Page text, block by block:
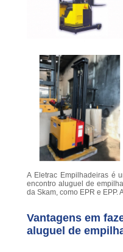
A Eletrac Empilhadeiras é
encontro aluguel de
da Skam, como EPR e EPP.
Vantagens em
aluguel de